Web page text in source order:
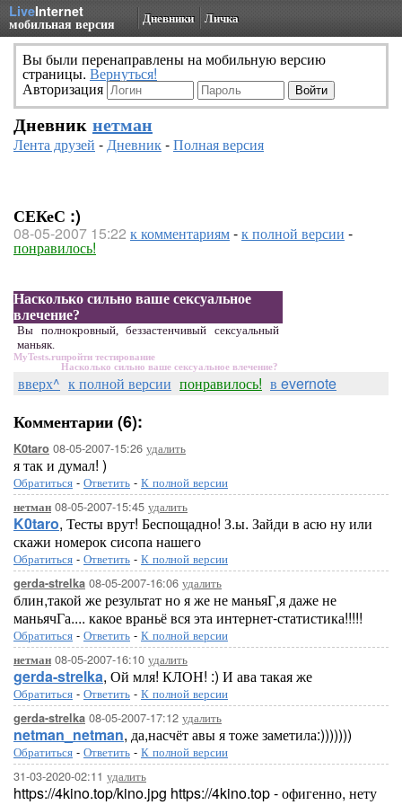
LiveInternet
мобильная версия Дневники Личка
Вы были перенаправлены на мобильную версию
страницы. Вернуться!
Авторизация
Дневник нетман
Лента друзей -Дневник-Полная версия
СЕКеС :)
08-05-2007 15:22 к комментариям-к полной версии -
понравилось!
Насколько сильно ваше сексуальное
влечение?
Вы полнокровный, беззастенчивый сексуальный
маньяк.
MyTests.ruпройти тестирование
Насколько сильно ваше сексуальное влечение?
вверх^ к полной версии понравилось! в evernote
Комментарии (6):
K0taro 08-05-2007-15:26 удалить
я так и думал! )
Обратиться - Ответить - К полной версии
нетман 08-05-2007-15:45 удалить
K0taro, Тесты врут! Беспощадно! З.ы. Зайди в асю ну или
скажи номерок сисопа нашего
Обратиться - Ответить - К полной версии
gerda-strelka 08-05-2007-16:06 удалить
блин,такой же результат но я же не маньяГ,я даже не
маньячГа.... какое враньё вся эта интернет-статистика!!!!!
Обратиться - Ответить - К полной версии
нетман 08-05-2007-16:10 удалить
gerda-strelka, Ой мля! КЛОН! :) И ава такая же
Обратиться - Ответить - К полной версии
gerda-strelka 08-05-2007-17:12 удалить
netman_netman, да,насчёт авы я тоже заметила:)))))))
Обратиться - Ответить - К полной версии
31-03-2020-02:11 удалить
https://4kino.top/kino.jpg https://4kino.top - офигенно, нету